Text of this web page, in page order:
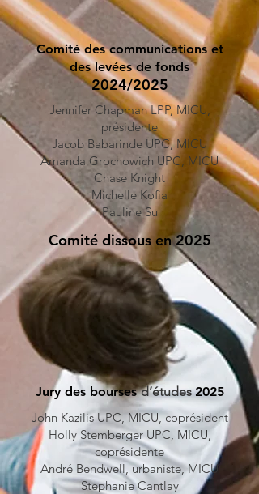
Comité des communications et
des levées de fonds
2024/2025
Jennifer Chapman LPP, MICU,
présidente
Jacob Babarinde UPC, MICU
Amanda Grochowich UPC, MICU
Chase Knight
Michelle Kofia
Pauline Su
Comité dissous en 2025
Jury des boursesd’études2025
John Kazilis UPC, MICU, coprésident
Holly Stemberger UPC, MICU,
coprésidente
André Bendwell, urbaniste, MICU
Stephanie Cantlay